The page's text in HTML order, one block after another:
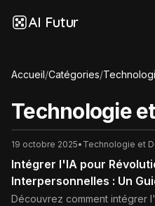
AI Futur
Accueil/Catégories/
Technologie
19 octobre 2025• Technologie et
Intégrer l'IA pour
Interpersonnelles : Un
Découvrez comment intégrer